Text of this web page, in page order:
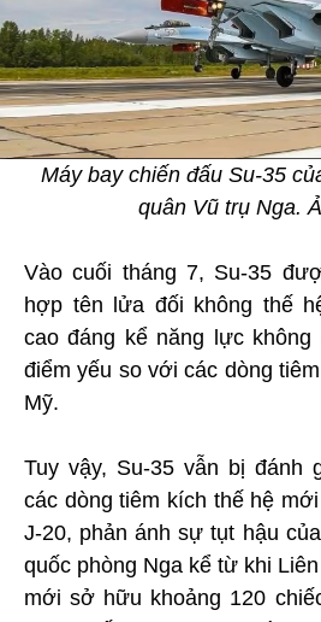
Máy bay chiến đấu Su-35
quân Vũ trụ Nga.
Vào cuối tháng 7, Su-35
hợp tên lửa đối không thế
cao đáng kể năng lực không
điểm yếu so với các dòng
Mỹ.
Tuy vậy, Su-35 vẫn bị đánh
các dòng tiêm kích thế hệ
J-20, phản ánh sự tụt hậu
quốc phòng Nga kể từ khi
mới sở hữu khoảng 120